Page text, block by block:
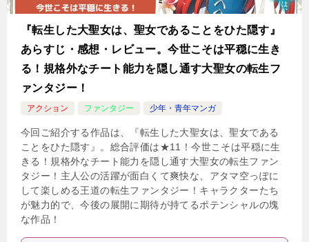
『転生した大聖女は、聖女であることをひた隠す』
あらすじ・感想・レビュー。今世こそは平穏に生き
る！規格外なチート能力を隠し通す大聖女の転生フ
ァンタジー！
アクション ファンタジー 少年・青年マンガ
今回ご紹介する作品は、『転生した大聖女は、聖女である
ことをひた隠す』。総合評価は★11！今世こそは平穏に生
きる！規格外なチート能力を隠し通す大聖女の転生ファン
タジー！主人公の活躍が面白くて爽快な、アタマ空っぽに
して楽しめる王道の転生ファンタジー！キャラクターたち
が魅力的で、今後の展開に期待が持てるポテンシャルの塊
な作品！